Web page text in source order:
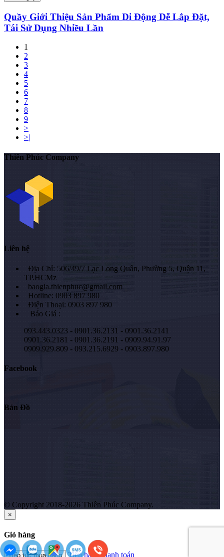
Quầy Giới Thiệu Sản Phẩm Di Động Dễ Lắp Đặt,
Tái Sử Dụng Nhiều Lần
1
2
3
4
5
6
7
8
9
>
>|
Thiên Phúc Company
Liên hệ
Địa Chỉ: 506/49/7 Lạc Long Quân, Phường 5, Quận 11,
TP.HCMz
baogia.thienphuc@gmail.com
Hotline: 0903 897 980
Điện Thoại: 0903 897 980
Báo Giá :
093.443.0323 - 0901.36.2131 - 0901.36.2141
0901.36.2181 - 0901.36.2191 - 0909.94.91.97
0909.929.809 - 093.215.6929 - 0903.897.980
Facebook
Bản Đồ
© Copyright 2018-2026 Thiên Phúc Company.
×
Giỏ hàng
Tiếp tục mua hàng Tiến hành thanh toán